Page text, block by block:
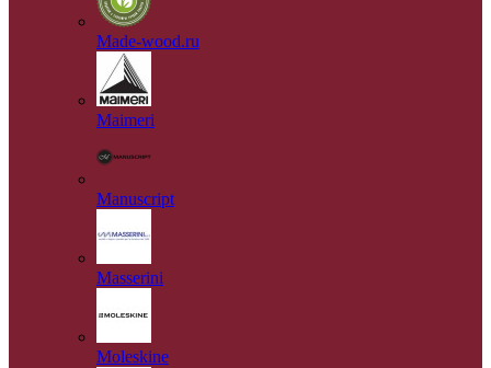
Made-wood.ru
Maimeri
Manuscript
Masserini
Moleskine